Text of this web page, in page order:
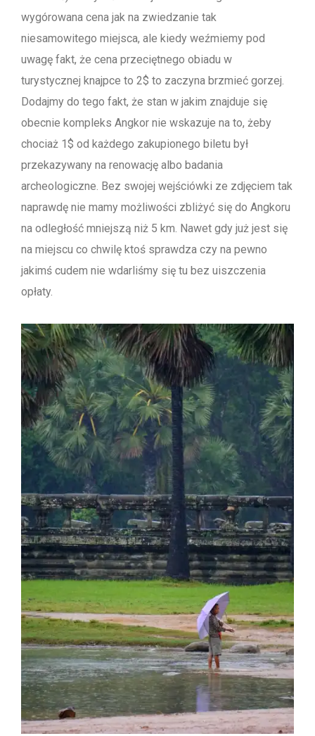
wygórowana cena jak na zwiedzanie tak
niesamowitego miejsca, ale kiedy weźmiemy pod
uwagę fakt, że cena przeciętnego obiadu w
turystycznej knajpce to 2$ to zaczyna brzmieć gorzej.
Dodajmy do tego fakt, że stan w jakim znajduje się
obecnie kompleks Angkor nie wskazuje na to, żeby
chociaż 1$ od każdego zakupionego biletu był
przekazywany na renowację albo badania
archeologiczne. Bez swojej wejściówki ze zdjęciem tak
naprawdę nie mamy możliwości zbliżyć się do Angkoru
na odległość mniejszą niż 5 km. Nawet gdy już jest się
na miejscu co chwilę ktoś sprawdza czy na pewno
jakimś cudem nie wdarliśmy się tu bez uiszczenia
opłaty.